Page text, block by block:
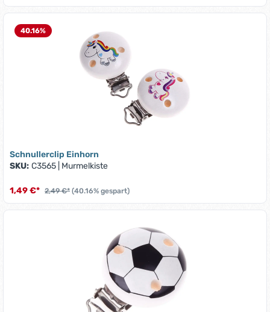
40.16%
Schnullerclip Einhorn
SKU: C3565 Murmelkiste
1,49 €* 2,49 €* (40.16% gespart)